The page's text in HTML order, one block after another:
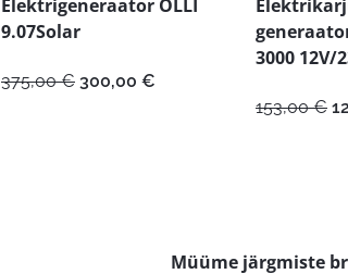
Elektrigeneraator OLLI
9.07Solar
375,00€ Algne
300,00 €
3000 12V/
153,00€
Müüme järgmiste